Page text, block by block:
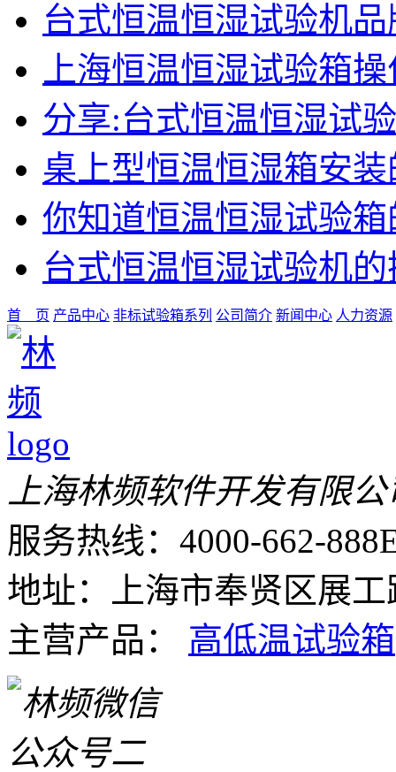
台式恒温恒湿试验机
上海恒温恒湿试验箱
分享:台式恒温恒湿试
桌上型恒温恒湿箱安
你知道恒温恒湿试验
台式恒温恒湿试验机
首 页 产品中心 非标试验箱系列 公司简介 新闻中心 人力资源
上海林频软件开发有限公
服务热线：4000-662-888
地址：上海市奉贤区展工
主营产品： 高低温试验箱